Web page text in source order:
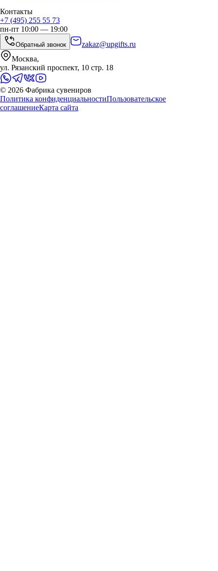
Контакты
+7 (495) 255 55 73
пн-пт 10:00 — 19:00
Обратный звонок
zakaz@upgifts.ru
Москва,
ул. Рязанский проспект, 10 стр. 18
© 2026 Фабрика сувениров
Политика конфиденциальностиПользовательское
соглашениеКарта сайта